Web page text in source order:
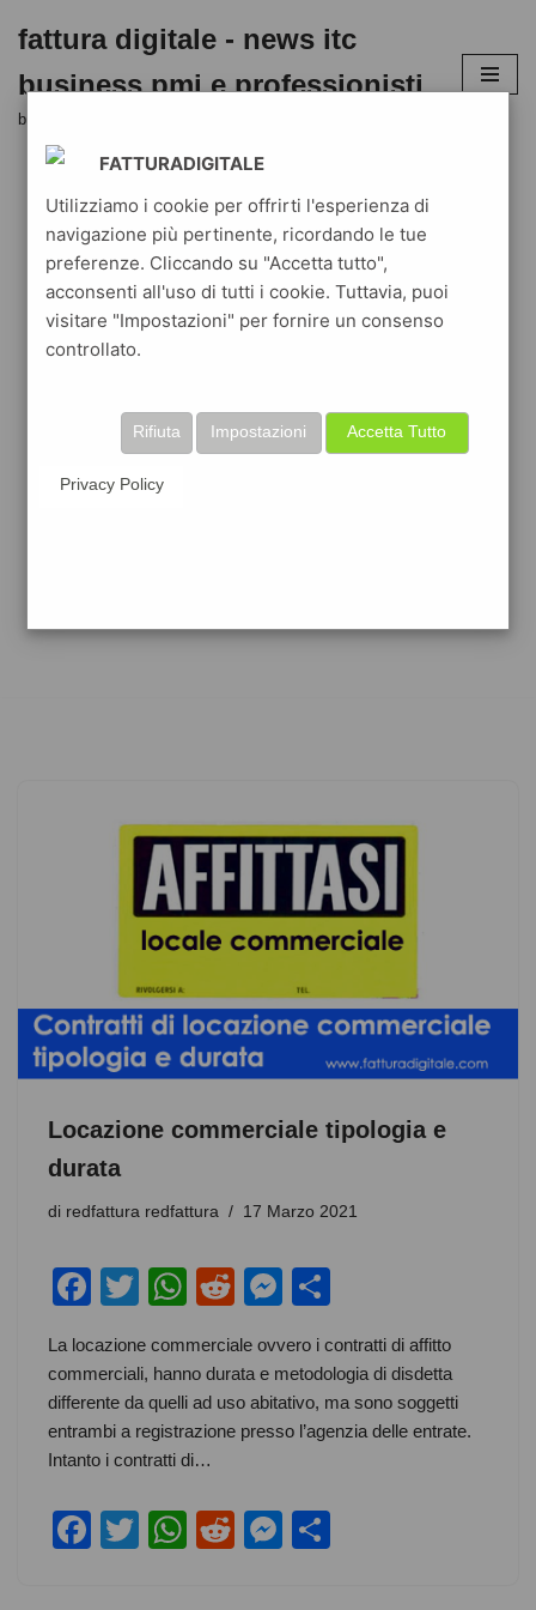
al
contenuto
fattura digitale - news itc
business pmi e professionisti
business blog aziende e liberi professionisti in digitale
Locazione commerciale tipologia e
durata
di redfattura redfattura 17 Marzo 2021
F
c
e
b
o
o
k
T
tt
er
W
at
s
A
p
p
R
d
di
t
M
ss
e
n
er
n
di
vi
La locazione commerciale ovvero i contratti di affitto
commerciali, hanno durata e metodologia di disdetta
differente da quelli ad uso abitativo, ma sono soggetti
entrambi a registrazione presso l’agenzia delle entrate.
Intanto i contratti di…
F
T
W
R
M
FATTURADIGITALE
Utilizziamo i cookie per offrirti l'esperienza di
navigazione più pertinente, ricordando le tue
preferenze. Cliccando su "Accetta tutto",
acconsenti all'uso di tutti i cookie. Tuttavia, puoi
visitare "Impostazioni" per fornire un consenso
controllato.
Accetta Tutto
Impostazioni
Rifiuta
Privacy Policy